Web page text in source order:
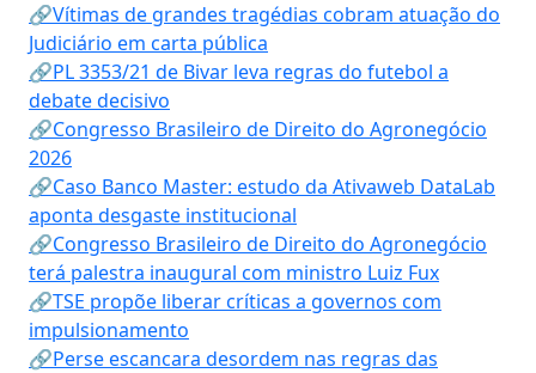
🔗Vítimas de grandes tragédias cobram atuação do
Judiciário em carta pública
🔗PL 3353/21 de Bivar leva regras do futebol a
debate decisivo
🔗Congresso Brasileiro de Direito do Agronegócio
2026
🔗Caso Banco Master: estudo da Ativaweb DataLab
aponta desgaste institucional
🔗Congresso Brasileiro de Direito do Agronegócio
terá palestra inaugural com ministro Luiz Fux
🔗TSE propõe liberar críticas a governos com
impulsionamento
🔗Perse escancara desordem nas regras das